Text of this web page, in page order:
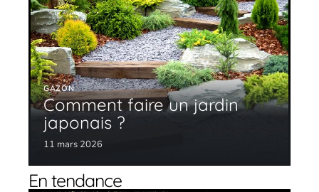
GAZON
Comment faire un jardin
japonais ?
11 mars 2026
En tendance